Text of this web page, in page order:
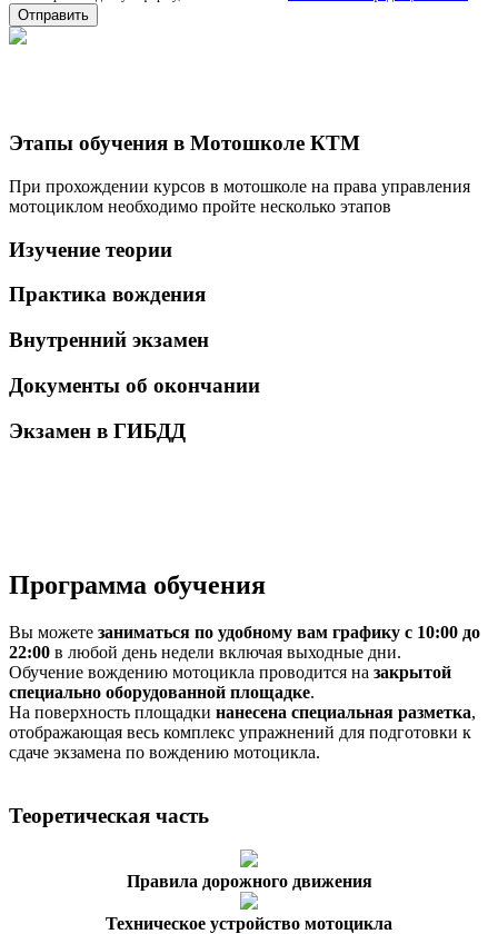
Этапы обучения в Мотошколе КТМ
При прохождении курсов в мотошколе на права управления
мотоциклом необходимо пройте несколько этапов
Изучение теории
Практика вождения
Внутренний экзамен
Документы об окончании
Экзамен в ГИБДД
Программа обучения
Вы можете заниматься по удобному вам графику с 10:00 до
22:00 в любой день недели включая выходные дни.
Обучение вождению мотоцикла проводится на закрытой
специально оборудованной площадке.
На поверхность площадки нанесена специальная разметка,
отображающая весь комплекс упражнений для подготовки к
сдаче экзамена по вождению мотоцикла.
Теоретическая часть
Правила дорожного движения
Техническое устройство мотоцикла